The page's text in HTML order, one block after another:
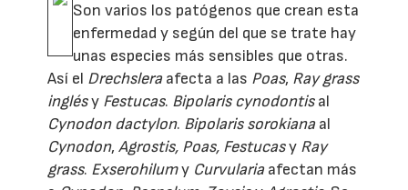
Son varios los patógenos que crean esta
enfermedad y según del que se trate hay
unas especies más sensibles que otras.
Así el Drechslera afecta a las Poas, Ray grass
inglésy Festucas. Bipolaris cynodontisal
Cynodon dactylon. Bipolaris sorokiana al
Cynodon,Agrostis, Poas, Festucasy Ray
grass. Exserohilumy Curvularia afectan más